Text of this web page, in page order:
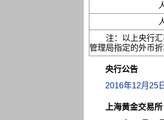
注：以上央行
管理局指定的外币折
央行公告
2016年12月25
上海黄金交易所